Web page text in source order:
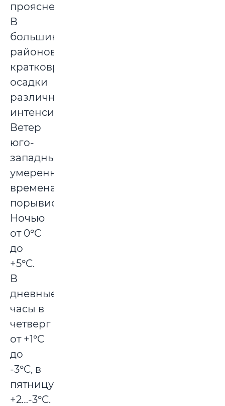
прояснениями.
В
большинстве
районов
кратковременные
осадки
различной
интенсивности.
Ветер
юго-
западный,
умеренный,
временами
порывистый.
Ночью
от 0°C
до
+5°C.
В
дневные
часы в
четверг
от +1°C
до
-3°C, в
пятницу
+2…-3°C.